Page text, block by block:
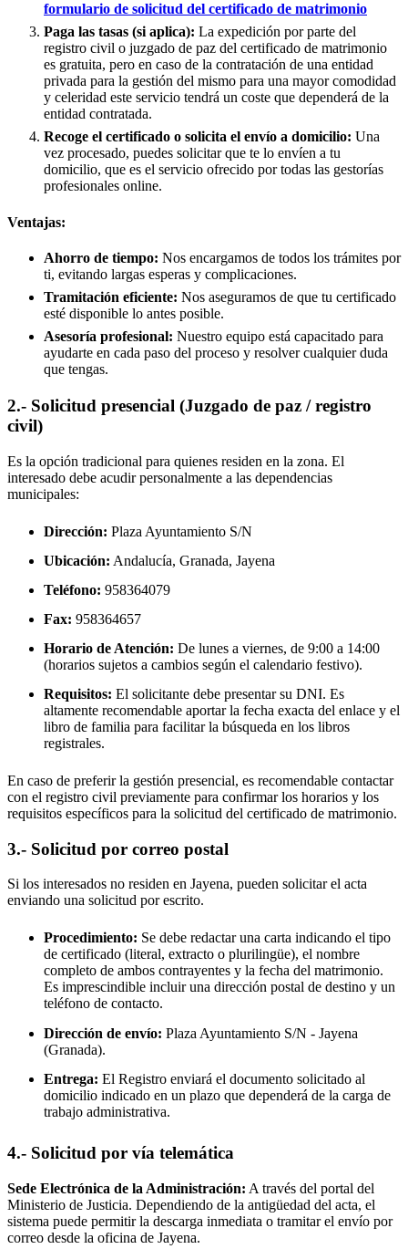
formulario de solicitud del certificado de matrimonio
Paga las tasas (si aplica): La expedición por parte del
registro civil o juzgado de paz del certificado de matrimonio
es gratuita, pero en caso de la contratación de una entidad
privada para la gestión del mismo para una mayor comodidad
y celeridad este servicio tendrá un coste que dependerá de la
entidad contratada.
Recoge el certificado o solicita el envío a domicilio: Una
vez procesado, puedes solicitar que te lo envíen a tu
domicilio, que es el servicio ofrecido por todas las gestorías
profesionales online.
Ventajas:
Ahorro de tiempo: Nos encargamos de todos los trámites por
ti, evitando largas esperas y complicaciones.
Tramitación eficiente: Nos aseguramos de que tu certificado
esté disponible lo antes posible.
Asesoría profesional: Nuestro equipo está capacitado para
ayudarte en cada paso del proceso y resolver cualquier duda
que tengas.
2.- Solicitud presencial (Juzgado de paz / registro
civil)
Es la opción tradicional para quienes residen en la zona. El
interesado debe acudir personalmente a las dependencias
municipales:
Dirección: Plaza Ayuntamiento S/N
Ubicación: Andalucía, Granada, Jayena
Teléfono: 958364079
Fax: 958364657
Horario de Atención: De lunes a viernes, de 9:00 a 14:00
(horarios sujetos a cambios según el calendario festivo).
Requisitos: El solicitante debe presentar su DNI. Es
altamente recomendable aportar la fecha exacta del enlace y el
libro de familia para facilitar la búsqueda en los libros
registrales.
En caso de preferir la gestión presencial, es recomendable contactar
con el registro civil previamente para confirmar los horarios y los
requisitos específicos para la solicitud del certificado de matrimonio.
3.- Solicitud por correo postal
Si los interesados no residen en Jayena, pueden solicitar el acta
enviando una solicitud por escrito.
Procedimiento: Se debe redactar una carta indicando el tipo
de certificado (literal, extracto o plurilingüe), el nombre
completo de ambos contrayentes y la fecha del matrimonio.
Es imprescindible incluir una dirección postal de destino y un
teléfono de contacto.
Dirección de envío: Plaza Ayuntamiento S/N - Jayena
(Granada).
Entrega: El Registro enviará el documento solicitado al
domicilio indicado en un plazo que dependerá de la carga de
trabajo administrativa.
4.- Solicitud por vía telemática
Sede Electrónica de la Administración: A través del portal del
Ministerio de Justicia. Dependiendo de la antigüedad del acta, el
sistema puede permitir la descarga inmediata o tramitar el envío por
correo desde la oficina de Jayena.